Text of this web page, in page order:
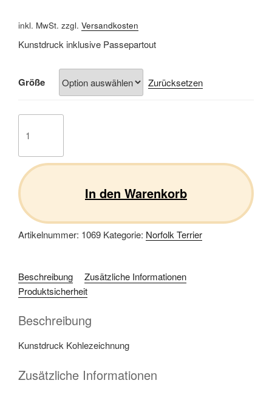
inkl. MwSt. zzgl. Versandkosten
Kunstdruck inklusive Passepartout
Größe Zurücksetzen
Terrier
Menge
In den Warenkorb
Artikelnummer: 1069 Kategorie: Norfolk Terrier
Beschreibung
Zusätzliche Informationen
Produktsicherheit
Beschreibung
Kunstdruck Kohlezeichnung
Zusätzliche Informationen